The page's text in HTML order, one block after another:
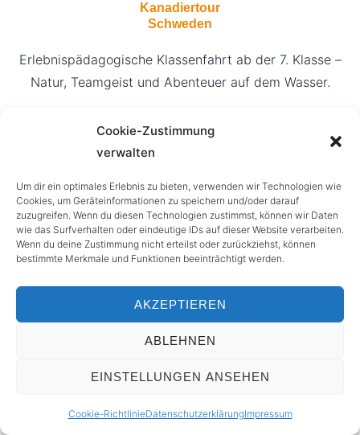
Cookie-Zustimmung
verwalten
Um dir ein optimales Erlebnis zu bieten, verwenden wir Technologien wie
Cookies, um Geräteinformationen zu speichern und/oder darauf
zuzugreifen. Wenn du diesen Technologien zustimmst, können wir Daten
wie das Surfverhalten oder eindeutige IDs auf dieser Website verarbeiten.
Wenn du deine Zustimmung nicht erteilst oder zurückziehst, können
bestimmte Merkmale und Funktionen beeinträchtigt werden.
AKZEPTIEREN
ABLEHNEN
EINSTELLUNGEN ANSEHEN
Cookie-RichtlinieDatenschutzerklärungImpressum
Kanadiertour
Schweden
Erlebnispädagogische Klassenfahrt ab der 7. Klasse –
Natur, Teamgeist und Abenteuer auf dem Wasser.
Details ansehen
Trekkingtour
Norwegen
Details ansehen